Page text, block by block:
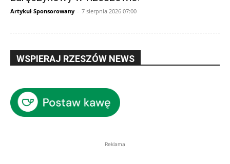
Artykuł Sponsorowany - 7 sierpnia 2026 07:00
WSPIERAJ RZESZÓW NEWS
Reklama